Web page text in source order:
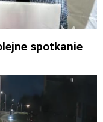
spotkanie